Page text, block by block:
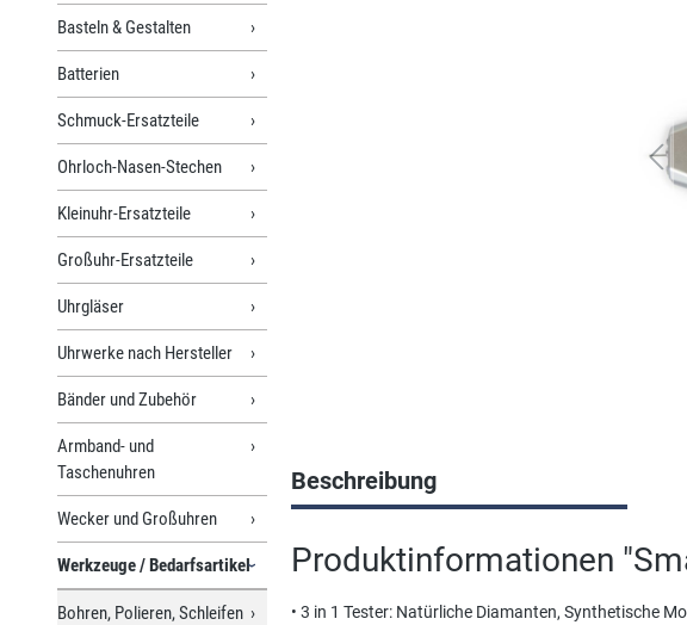
Basteln & Gestalten
Batterien
Schmuck-Ersatzteile
Ohrloch-Nasen-Stechen
Kleinuhr-Ersatzteile
Großuhr-Ersatzteile
Uhrgläser
Uhrwerke nach Hersteller
Bänder und Zubehör
Armband- und
Taschenuhren
Wecker und Großuhren
Werkzeuge / Bedarfsartikel
Bohren, Polieren, Schleifen
Beschreibung
Produktinformationen
• 3 in 1 Tester: Natürliche Diamanten, Synthetische